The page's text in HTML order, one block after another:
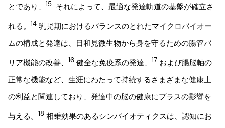
とであり、
15 それによって、最適な発達軌道の基盤が確立さ
れる。
14 乳児期におけるバランスのとれたマイクロバイオー
ムの構成と発達は、日和見微生物から身を守るための腸管バ
リア機能の改善、
16 健全な免疫系の発達、 17 および腸脳軸の
正常な機能など、生涯にわたって持続するさまざまな健康上
の利益と関連しており、発達中の脳の健康にプラスの影響を
与える。
18 相乗効果のあるシンバイオティクスは、認知にお